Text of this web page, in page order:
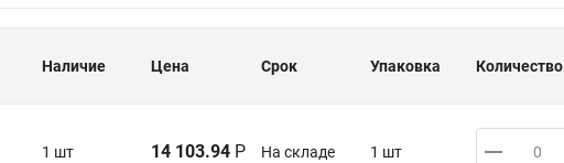
Наличие Цена Срок Упаковка Количество
1 шт 14 103.94 Р На складе 1 шт